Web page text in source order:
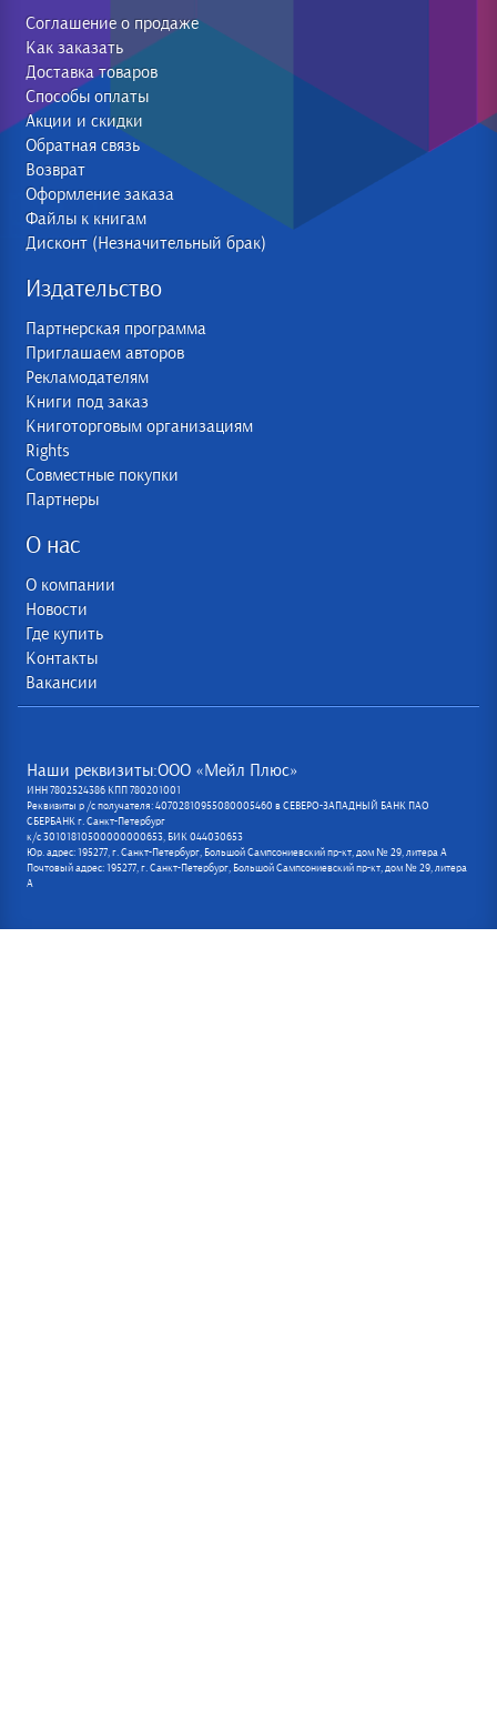
Соглашение о продаже
Как заказать
Доставка товаров
Способы оплаты
Акции и скидки
Обратная связь
Возврат
Оформление заказа
Файлы к книгам
Дисконт (Незначительный брак)
Издательство
Партнерская программа
Приглашаем авторов
Рекламодателям
Книги под заказ
Книготорговым организациям
Rights
Совместные покупки
Партнеры
О нас
О компании
Новости
Где купить
Контакты
Вакансии
Наши реквизиты:ООО «Мейл Плюс»
ИНН 7802524386 КПП 780201001
Реквизиты р /с получателя: 40702810955080005460 в СЕВЕРО-ЗАПАДНЫЙ БАНК ПАО
СБЕРБАНК г. Санкт-Петербург
к/с 30101810500000000653, БИК 044030653
Юр. адрес: 195277, г. Санкт-Петербург, Большой Сампсониевский пр-кт, дом № 29, литера А
Почтовый адрес: 195277, г. Санкт-Петербург, Большой Сампсониевский пр-кт, дом № 29, литера
А